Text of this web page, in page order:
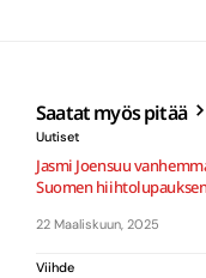
Saatat myös pitää
Uutiset
Jasmi Joensuu
Suomen
22 Maaliskuun, 2025
Viihde